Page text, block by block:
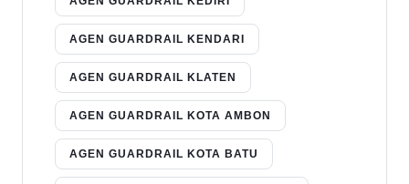
AGEN GUARDRAIL KENDARI
AGEN GUARDRAIL KLATEN
AGEN GUARDRAIL KOTA AMBON
AGEN GUARDRAIL KOTA BATU